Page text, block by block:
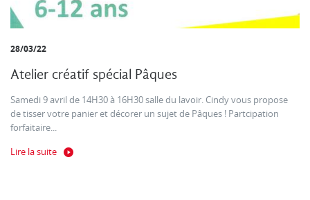
28/03/22
Atelier créatif spécial Pâques
Samedi 9 avril de 14H30 à 16H30 salle du lavoir. Cindy vous propose
de tisser votre panier et décorer un sujet de Pâques ! Partcipation
forfaitaire...
Lire la suite